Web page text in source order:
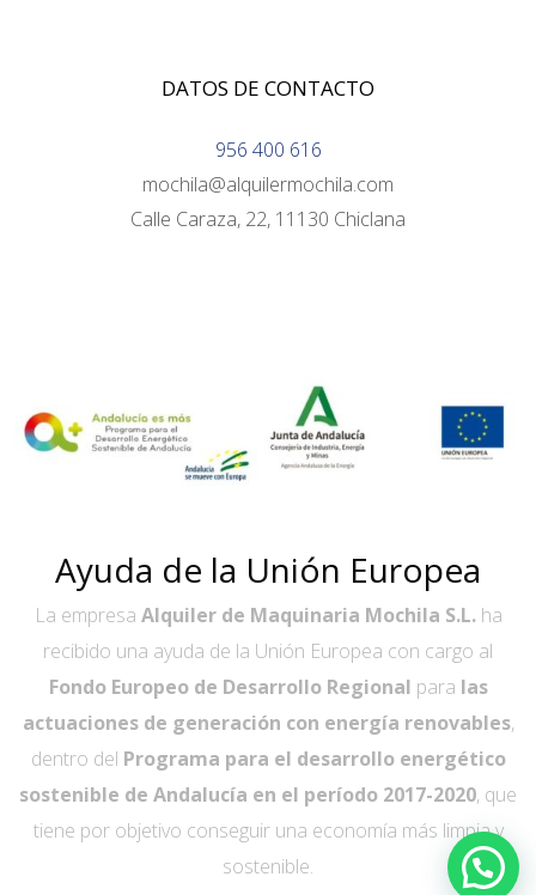
DATOS DE CONTACTO
956 400 616
mochila@alquilermochila.com
Calle Caraza, 22, 11130 Chiclana
Ayuda de la Unión Europea
La empresa Alquiler de Maquinaria Mochila S.L.ha
recibido una ayuda de la Unión Europea con cargo al
Fondo Europeo de Desarrollo Regional para las
actuaciones de generación con energía renovables,
dentro del Programa para el desarrollo energético
sostenible de Andalucía en el período 2017-2020, que
tiene por objetivo conseguir una economía más limpia y
sostenible.